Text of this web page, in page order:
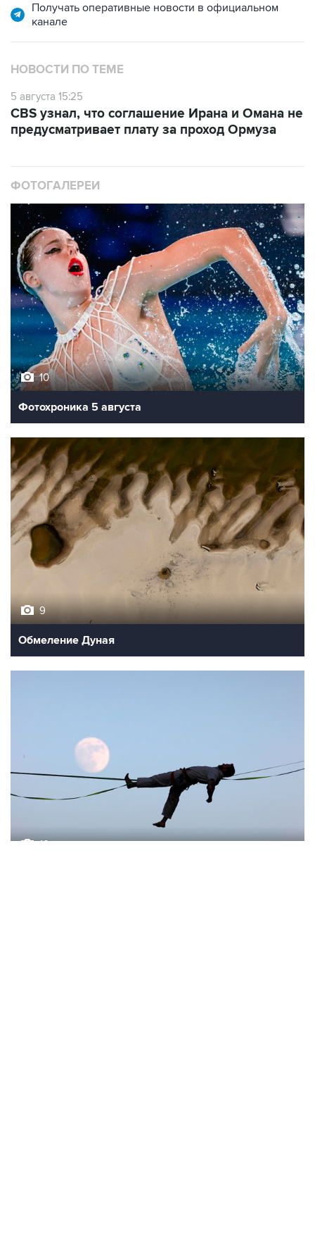
Получать оперативные новости в официальном
канале
НОВОСТИ ПО ТЕМЕ
5 августа 15:25
CBS узнал, что соглашение Ирана и Омана не
предусматривает плату за проход Ормуза
ФОТОГАЛЕРЕИ
10
Фотохроника 5 августа
9
Обмеление Дуная
10